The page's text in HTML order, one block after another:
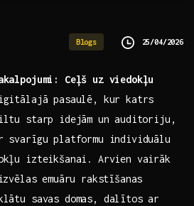
Blogs 25/04/2026
Ceļš uz viedokļu
pasaulē, kur katrs
starp idejām ⁤un auditoriju,
svarīgu platformu individuālu
izteikšanai. Arvien vairāk‌
⁢emuāru rakstīšanas
savas domas, dalītos ar